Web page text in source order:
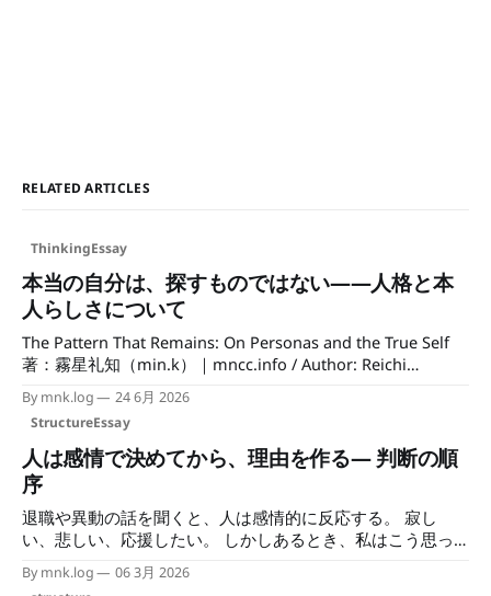
RELATED ARTICLES
ThinkingEssay
本当の自分は、探すものではない——人格と本
人らしさについて
The Pattern That Remains: On Personas and the True Self
著：霧星礼知（min.k）｜mncc.info / Author: Reichi
Kirihoshi (mncc.info) 人はしばしば、「それは本当の自分じ
ゃない」ということを言う。 けれど私は、この言葉にどこ
か違和感を覚えていた。 そもそも、本当の自分とは、何だ
ろう。 仕事中の自分、友人といる時の自分、家族の前の自
分——どれも違う。 けれど、どれも確かに自分である。 人
は場面によって人格を使い分ける 教師、接客業、医師、司
会者、営業。 こうした職業に就く人々は、それぞれの場面
で異なる振る舞いを身につけている。教室に立つときの声の
出し方、客の前での笑顔、診察室での落ち着いた口調、舞台
での張りのある言葉、商談での丁寧な距離感。 これは嘘で
By mnk.log
24 6月 2026
StructureEssay
人は感情で決めてから、理由を作る— 判断の順
序
退職や異動の話を聞くと、人は感情的に反応する。 寂し
い、悲しい、応援したい。 しかしあるとき、私はこう思っ
そこから、自分の意思決定の構造を分解することになった。
By mnk.log
06 3月 2026